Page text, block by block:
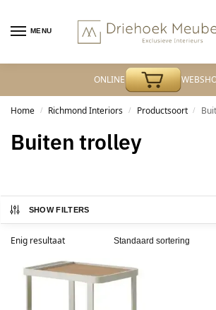
MENU
ONLINE
Home / Richmond Interiors / Productsoort /
Buiten trolley
SHOW FILTERS
Enig resultaat